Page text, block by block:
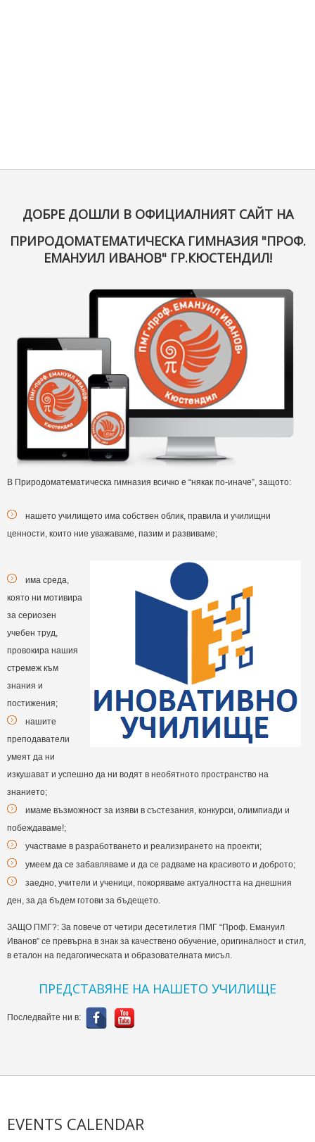
ДОБРЕ ДОШЛИ В ОФИЦИАЛНИЯТ САЙТ НА
ПРИРОДОМАТЕМАТИЧЕСКА ГИМНАЗИЯ "ПРОФ.
ЕМАНУИЛ ИВАНОВ" ГР.КЮСТЕНДИЛ!
В Природоматематическа гимназия всичко е “някак по-иначе”, защото:
нашето училището има собствен облик, правила и училищни
ценности, които ние уважаваме, пазим и развиваме;
има среда,
която ни мотивира
за сериозен
учебен труд,
провокира нашия
стремеж към
знания и
постижения;
нашите
преподаватели
умеят да ни
изкушават и успешно да ни водят в необятното пространство на
знанието;
имаме възможност за изяви в състезания, конкурси, олимпиади и
побеждаваме!;
участваме в разработването и реализирането на проекти;
умеем да се забавляваме и да се радваме на красивото и доброто;
заедно, учители и ученици, покоряваме актуалността на днешния
ден, за да бъдем готови за бъдещето.
ЗАЩО ПМГ?: За повече от четири десетилетия ПМГ “Проф. Емануил
Иванов” се превърна в знак за качествено обучение, оригиналност и стил,
в еталон на педагогическата и образователната мисъл.
ПРЕДСТАВЯНЕ НА НАШЕТО УЧИЛИЩЕ
Последвайте ни в:
EVENTS CALENDAR